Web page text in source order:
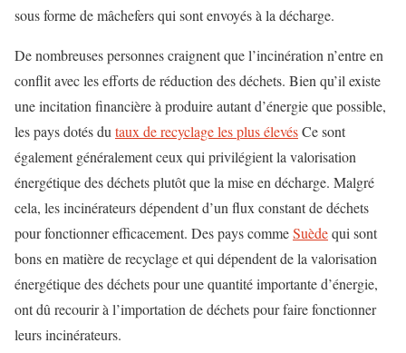
sous forme de mâchefers qui sont envoyés à la décharge.
De nombreuses personnes craignent que l’incinération n’entre en
conflit avec les efforts de réduction des déchets. Bien qu’il existe
une incitation financière à produire autant d’énergie que possible,
les pays dotés du taux de recyclage les plus élevésCe sont
également généralement ceux qui privilégient la valorisation
énergétique des déchets plutôt que la mise en décharge. Malgré
cela, les incinérateurs dépendent d’un flux constant de déchets
pour fonctionner efficacement. Des pays commeSuèdequi sont
bons en matière de recyclage et qui dépendent de la valorisation
énergétique des déchets pour une quantité importante d’énergie,
ont dû recourir à l’importation de déchets pour faire fonctionner
leurs incinérateurs.